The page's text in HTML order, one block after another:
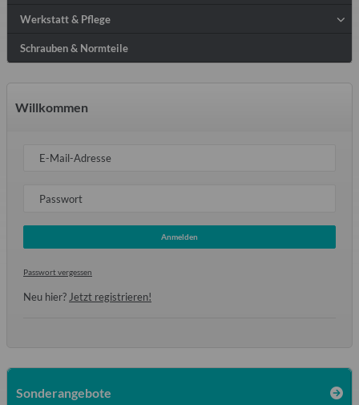
Werkstatt & Pflege
Schrauben & Normteile
Willkommen
E-Mail-Adresse
Passwort
Anmelden
Passwort vergessen
Neu hier? Jetzt registrieren!
Sonderangebote